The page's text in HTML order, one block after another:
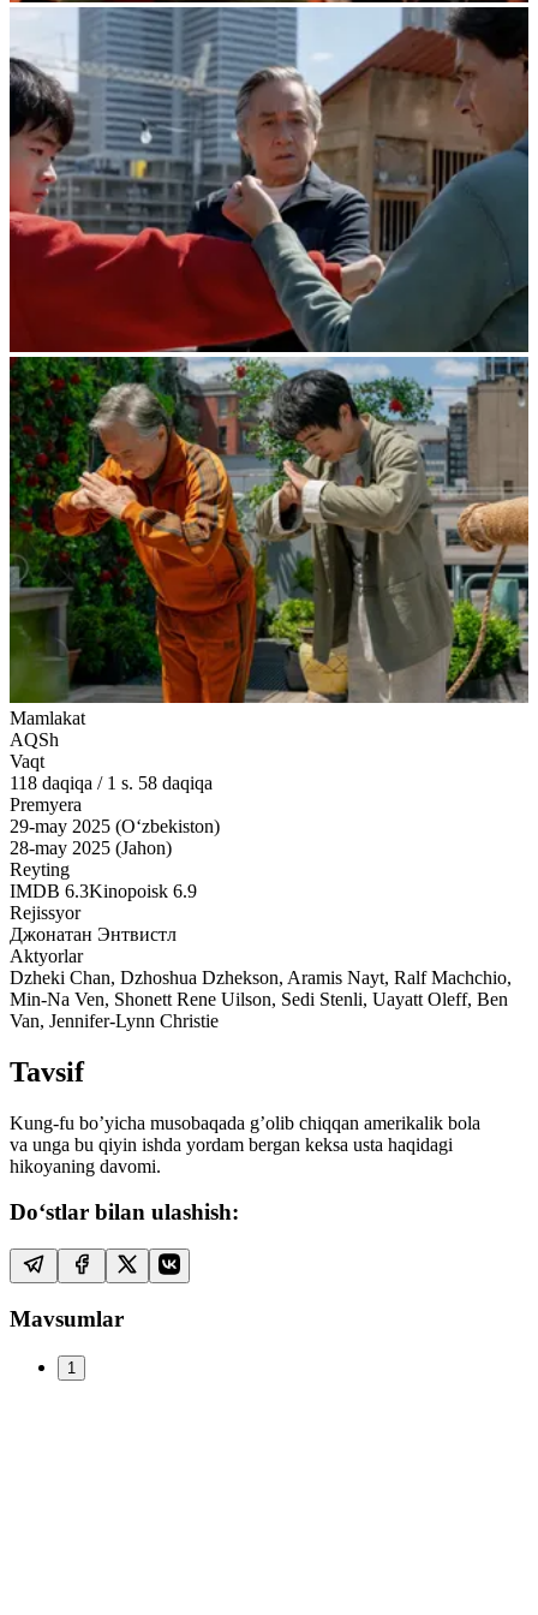
Mamlakat
AQSh
Vaqt
118 daqiqa / 1 s. 58 daqiqa
Premyera
29-may 2025 (O‘zbekiston)
28-may 2025 (Jahon)
Reyting
IMDB 6.3Kinopoisk 6.9
Rejissyor
Джонатан Энтвистл
Aktyorlar
Dzheki Chan, Dzhoshua Dzhekson, Aramis Nayt, Ralf Machchio,
Min-Na Ven, Shonett Rene Uilson, Sedi Stenli, Uayatt Oleff, Ben
Van, Jennifer-Lynn Christie
Tavsif
Kung-fu bo’yicha musobaqada g’olib chiqqan amerikalik bola
va unga bu qiyin ishda yordam bergan keksa usta haqidagi
hikoyaning davomi.
Do‘stlar bilan ulashish:
Mavsumlar
1